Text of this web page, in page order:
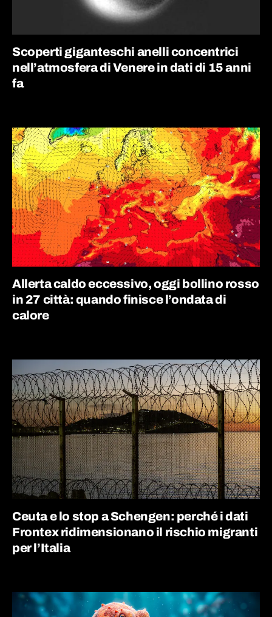
Scoperti giganteschi anelli concentrici
nell’atmosfera di Venere in dati di 15 anni
fa
Allerta caldo eccessivo, oggi bollino rosso
in 27 città: quando finisce l’ondata di
calore
Ceuta e lo stop a Schengen: perché i dati
Frontex ridimensionano il rischio migranti
per l’Italia